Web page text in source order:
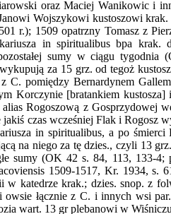
oraz Maciej Wanikowic i
Wojszykowi kustoszowi
r.); 1509 opatrzny Tomasz z
in spiritualibus bpa
pozostałej sumy w ciągu
za 15 grz. od tegoż
z C. pomiędzy Bernardynem
Korczynie [bratankiem
Rogoszową z Gosprzydowej
jakiś czas wcześniej Flak i
in spiritualibus, a po
na niego za tę dzies., czyli 13
sumy (OK 42 s. 84, 113, 133-4;
1509-1517, Kr. 1934, s.
w katedrze krak.; dzies. snop. z
łącznie z C. i innych wsi
wart. 13 gr plebanowi w